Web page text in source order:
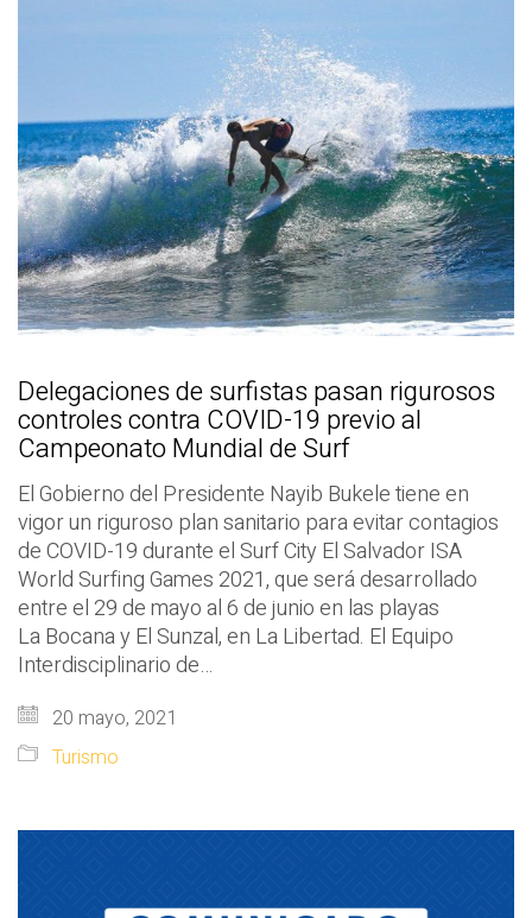
Delegaciones de surfistas pasan rigurosos
controles contra COVID-19 previo al
Campeonato Mundial de Surf
El Gobierno del Presidente Nayib Bukele tiene en
vigor un riguroso plan sanitario para evitar contagios
de COVID-19 durante el Surf City El Salvador ISA
World Surfing Games 2021, que será desarrollado
entre el 29 de mayo al 6 de junio en las playas
La Bocana y El Sunzal, en La Libertad. El Equipo
Interdisciplinario de…
20 mayo, 2021
Turismo